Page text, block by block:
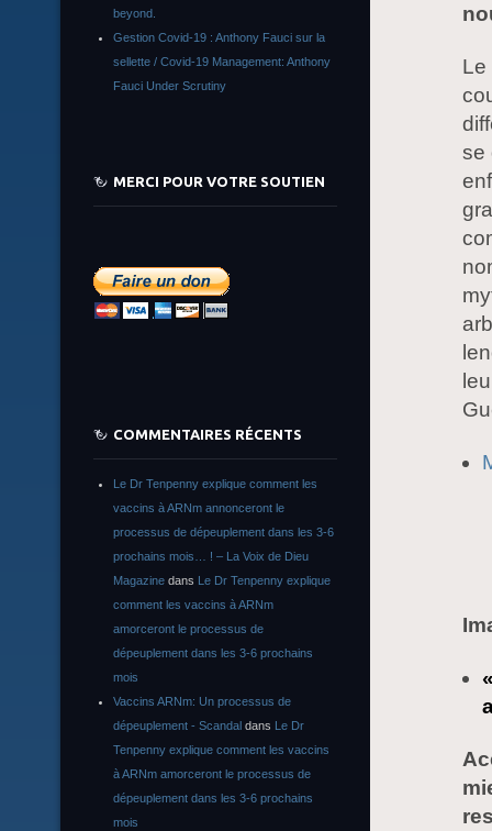
Le
se
beyond.
Gestion Covid-19 : Anthony Fauci sur la
sellette / Covid-19 Management: Anthony
Fauci Under Scrutiny
MERCI POUR VOTRE SOUTIEN
COMMENTAIRES RÉCENTS
Le Dr Tenpenny explique comment les
vaccins à ARNm annonceront le
processus de dépeuplement dans les 3-6
prochains mois… ! – La Voix de Dieu
Magazine dans Le Dr Tenpenny explique
comment les vaccins à ARNm
amorceront le processus de
dépeuplement dans les 3-6 prochains
mois
Vaccins ARNm: Un processus de
dépeuplement - Scandal dans Le Dr
Tenpenny explique comment les vaccins
à ARNm amorceront le processus de
dépeuplement dans les 3-6 prochains
mois